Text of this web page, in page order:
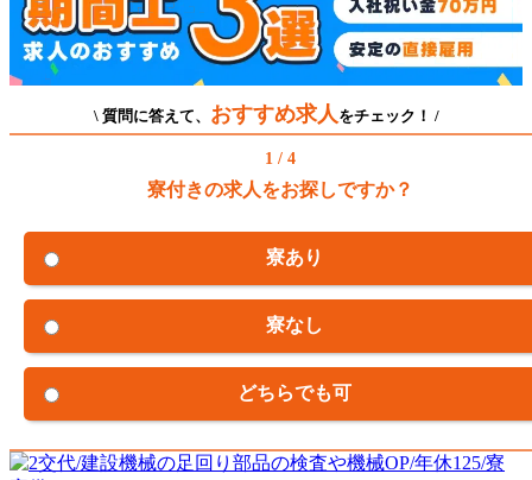
\ 質問に答えて、 おすすめ求人 をチェック！ /
1 / 4
寮付きの求人をお探しですか？
寮あり
寮なし
どちらでも可